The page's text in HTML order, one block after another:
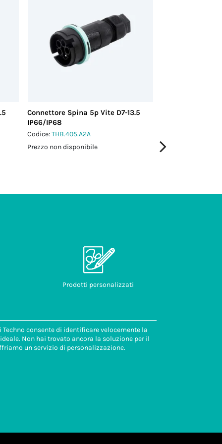
Connettore Spina 5p Vite D7-13.5
IP66/IP68
Codice:THB.405.A2A
Prezzo non disponibile
Prezzo non
Prodotti personalizzati
consente di identificare velocemente la
Non hai trovato ancora la soluzione per il
un servizio di personalizzazione.